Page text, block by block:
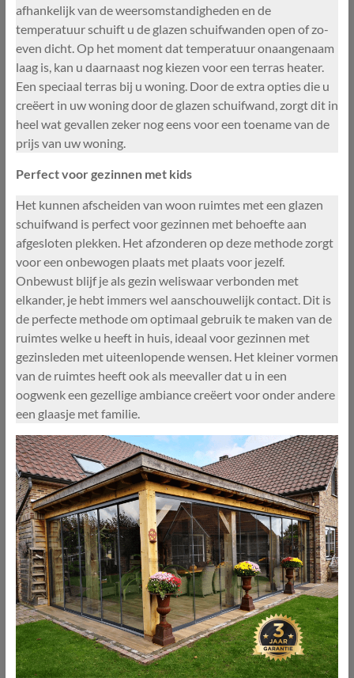
afhankelijk van de weersomstandigheden en de
temperatuur schuift u de glazen schuifwanden open of zo-
even dicht. Op het moment dat temperatuur onaangenaam
laag is, kan u daarnaast nog kiezen voor een terras heater.
Een speciaal terras bij u woning. Door de extra opties die u
creëert in uw woning door de glazen schuifwand, zorgt dit in
heel wat gevallen zeker nog eens voor een toename van de
prijs van uw woning.
Perfect voor gezinnen met kids
Het kunnen afscheiden van woon ruimtes met een glazen
schuifwand is perfect voor gezinnen met behoefte aan
afgesloten plekken. Het afzonderen op deze methode zorgt
voor een onbewogen plaats met plaats voor jezelf.
Onbewust blijf je als gezin weliswaar verbonden met
elkander, je hebt immers wel aanschouwelijk contact. Dit is
de perfecte methode om optimaal gebruik te maken van de
ruimtes welke u heeft in huis, ideaal voor gezinnen met
gezinsleden met uiteenlopende wensen. Het kleiner vormen
van de ruimtes heeft ook als meevaller dat u in een
oogwenk een gezellige ambiance creëert voor onder andere
een glaasje met familie.